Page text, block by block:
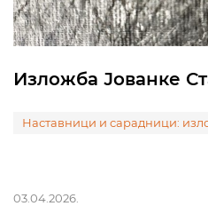
Изложба Јованке
Наставници и сарадници:
03.04.2026.